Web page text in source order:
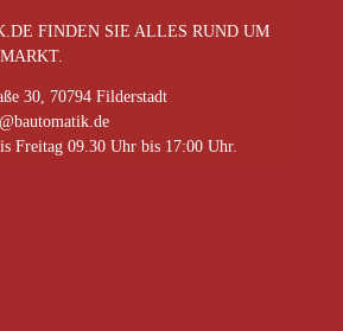
FINDEN SIE ALLES RUND UM
30, 70794 Filderstadt
Freitag 09.30 Uhr bis 17:00 Uhr.